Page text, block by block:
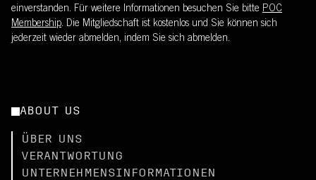
einverstanden. Für weitere Informationen besuchen Sie bitte POC
Membership. Die Mitgliedschaft ist kostenlos und Sie können sich
jederzeit wieder abmelden, indem Sie sich abmelden.
ABOUT US
ÜBER UNS
VERANTWORTUNG
UNTERNEHMENSINFORMATIONEN